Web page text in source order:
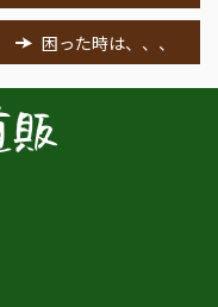
困った時は、、、